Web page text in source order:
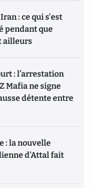
: ce qui s'est
pendant que
ailleurs
: l’arrestation
Mafia ne signe
détente entre
: la nouvelle
d'Attal fait